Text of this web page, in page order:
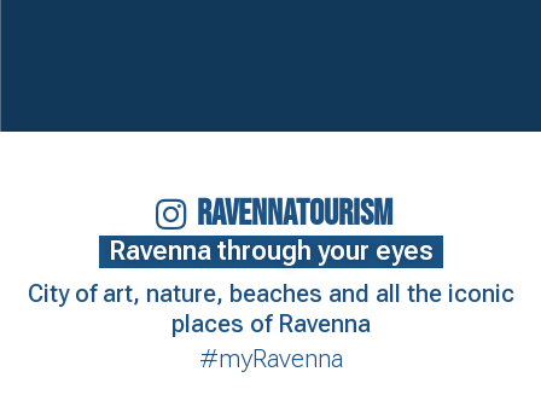
RAVENNATOURISM
Ravenna through your eyes
City of art, nature, beaches and all the iconic
places of Ravenna
#myRavenna